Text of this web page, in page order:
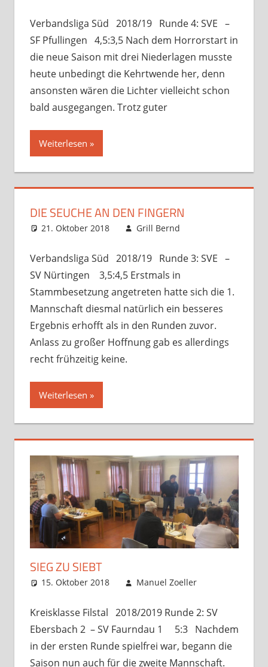
Startseite
Verbandsspiele
hinterlassen
Verbandsliga Süd 2018/19 Runde 4: SVE –
SF Pfullingen 4,5:3,5 Nach dem Horrorstart in
die neue Saison mit drei Niederlagen musste
heute unbedingt die Kehrtwende her, denn
ansonsten wären die Lichter vielleicht schon
bald ausgegangen. Trotz guter
Weiterlesen
DIE SEUCHE AN DEN FINGERN
21. Oktober 2018 Grill Bernd
Verbandsliga Süd 2018/19 Runde 3: SVE –
SV Nürtingen 3,5:4,5 Erstmals in
Stammbesetzung angetreten hatte sich die 1.
Mannschaft diesmal natürlich ein besseres
Ergebnis erhofft als in den Runden zuvor.
Anlass zu großer Hoffnung gab es allerdings
recht frühzeitig keine.
Weiterlesen
SIEG ZU SIEBT
15. Oktober 2018 Manuel Zoeller
hinterlassen
Kreisklasse Filstal 2018/2019 Runde 2: SV
Ebersbach 2 – SV Faurndau 1 5:3 Nachdem
in der ersten Runde spielfrei war, begann die
Saison nun auch für die zweite Mannschaft.